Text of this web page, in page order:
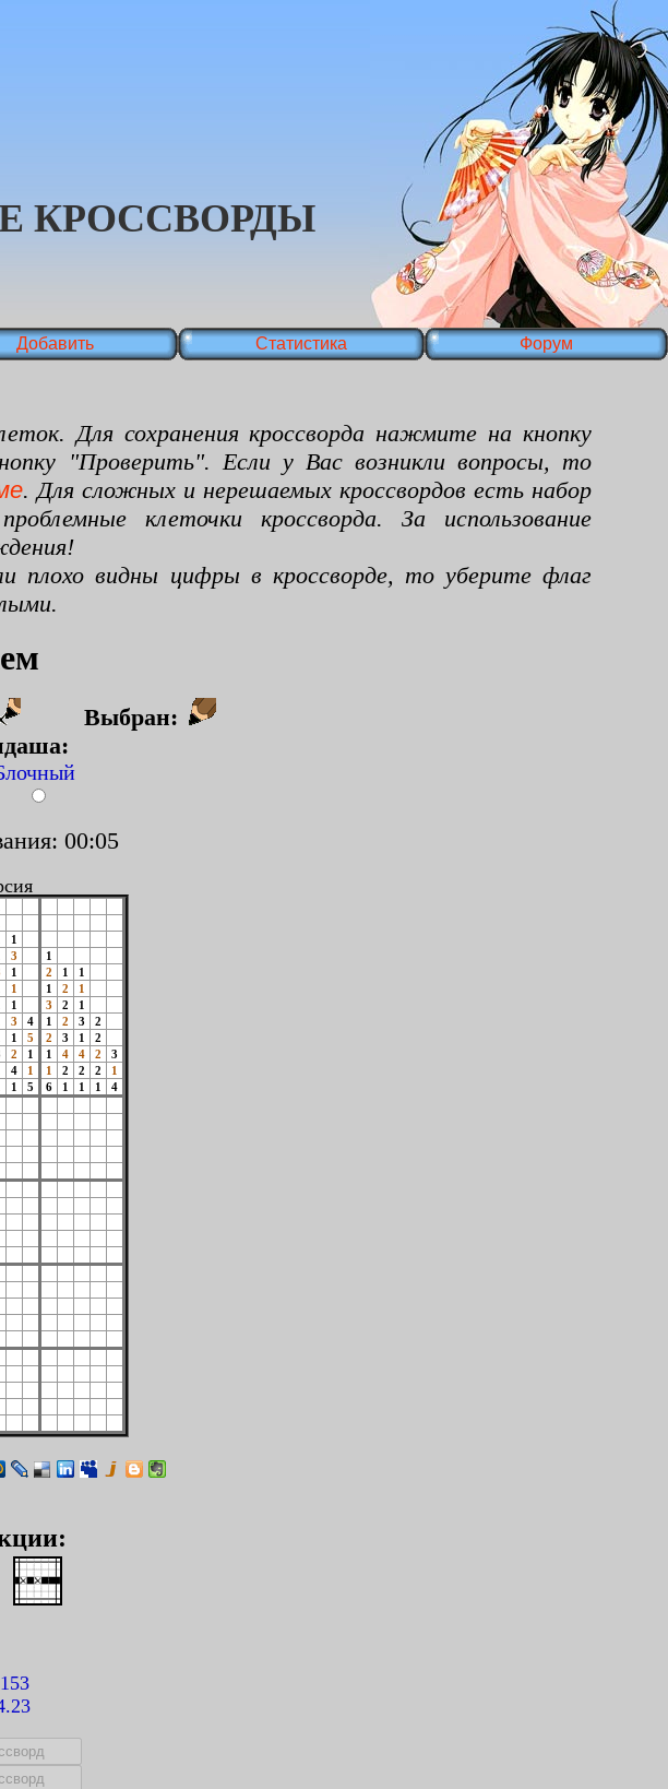
КРОССВОРДЫ
Добавить Статистика Форум
Для сохранения кроссворда нажмите на кнопку
"Проверить". Если у Вас возникли вопросы, то
. Для сложных и нерешаемых кроссвордов есть набор
клеточки кроссворда. За использование
плохо видны цифры в кроссворде, то уберите флаг
Выбран:
00:06
1
3
1
1 2 1
1
1 1 2
1
1 3 2
1
3 4 1 2 3
2
1 5 2 3 1
2
2 1 1 4 4 2
3
4 1 1 2 2 2
1
1 5 6 1 1 1
4
153